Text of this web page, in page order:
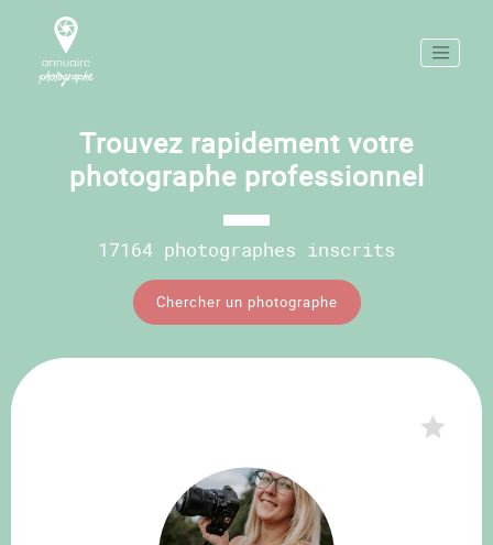
Trouvez rapidement votre
photographe professionnel
17164 photographes inscrits
Chercher un photographe